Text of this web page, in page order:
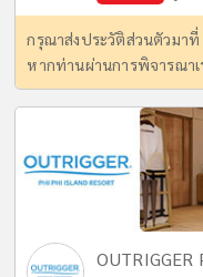
กรุณาส่งประวัติส่วนตัวมาที่
หากท่านผ่านการพิจารณา